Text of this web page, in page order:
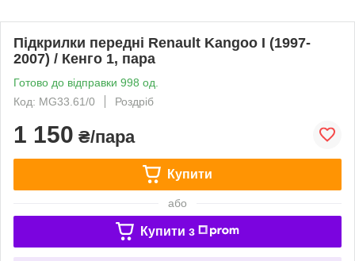
Підкрилки передні Renault Kangoo I (1997-
2007) / Кенго 1, пара
Готово до відправки 998 од.
Код: MG33.61/0
Роздріб
1 150 ₴/пара
Купити
або
Купити з